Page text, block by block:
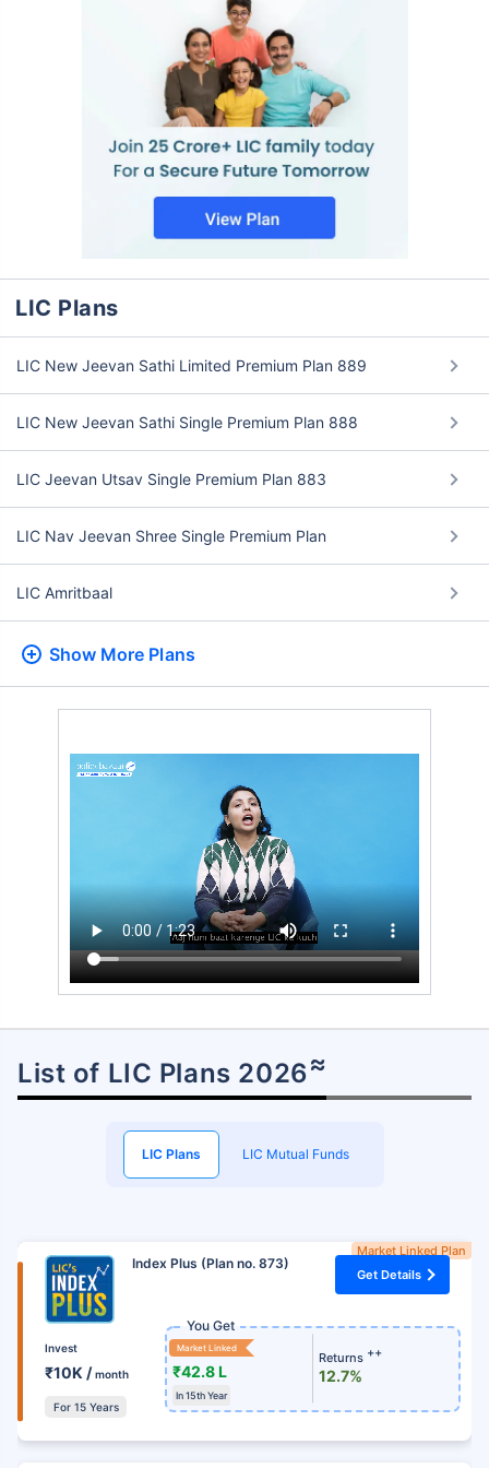
LIC Plans
LIC New Jeevan Sathi Limited Premium Plan 889
LIC New Jeevan Sathi Single Premium Plan 888
LIC Jeevan Utsav Single Premium Plan 883
LIC Nav Jeevan Shree Single Premium Plan
LIC Amritbaal
Show More Plans
List of LIC Plans 2026≈
LIC Plans LIC Mutual Funds
Market Linked Plan
Index Plus (Plan no. 873)
Get Details
Invest
₹10K /month
For 15 Years
You Get
Market Linked
₹42.8 L
In 15th Year
Returns ++
12.7%